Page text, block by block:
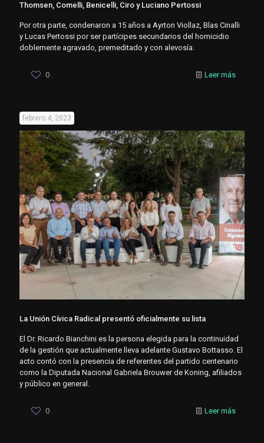
Thomsen, Comelli, Benicelli, Ciro y Luciano Pertossi
Por otra parte, condenaron a 15 años a Ayrton Viollaz, Blas Cinalli
y Lucas Pertossi por ser partícipes secundarios del homicidio
doblemente agravado, premeditado y con alevosía.
0 Leer más
febrero 4, 2023
La Unión Cívica Radical presentó oficialmente su lista
El Dr. Ricardo Bianchini es la persona elegida para la continuidad
de la gestión que actualmente lleva adelante Gustavo Bottasso. El
acto contó con la presencia de referentes del partido centenario
como la Diputada Nacional Gabriela Brouwer de Koning, afiliados
y público en general.
0 Leer más